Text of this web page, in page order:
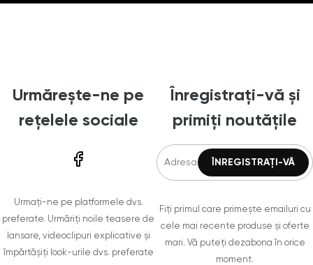
Urmărește-ne pe
rețelele sociale
Urmați-ne pe platformele dvs.
preferate. Urmăriți noile teasere de
lansare, videoclipuri explicative și
împărtășiți look-urile dvs. preferate
Înregistrați-vă și
primiți noutățile
Fiți primul care primește emailuri cu
cele mai recente produse și oferte
mari. Vă puteți dezabona în orice
moment.